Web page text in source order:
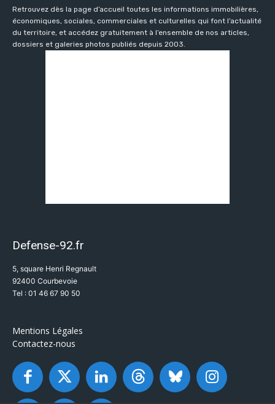
Retrouvez dès la page d’accueil toutes les informations immobilières,
économiques, sociales, commerciales et culturelles qui font l’actualité
du territoire, et accédez gratuitement à l’ensemble de nos articles,
dossiers et galeries photos publiés depuis 2003.
Defense-92.fr
5, square Henri Regnault
92400 Courbevoie
Tel : 01 46 67 90 50
Mentions Légales
Contactez-nous